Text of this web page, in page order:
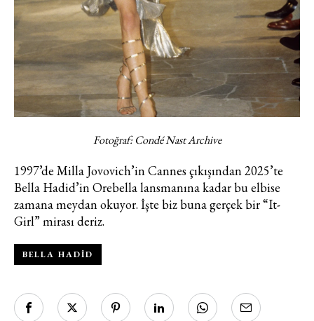
Fotoğraf: Condé Nast Archive
1997’de Milla Jovovich’in Cannes çıkışından 2025’te
Bella Hadid’in Orebella lansmanına kadar bu elbise
zamana meydan okuyor. İşte biz buna gerçek bir “It-
Girl” mirası deriz.
BELLA HADID